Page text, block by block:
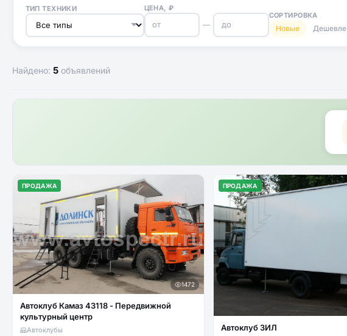
ТИП ТЕХНИКИ ЦЕНА, ₽
—
СОРТИРОВКА
Новые Дешевле
Найдено: 5 объявлений
ПРОДАЖА
1472
Автоклуб Камаз 43118 - Передвижной
культурный центр
Автоклубы
ПРОДАЖА
Автоклуб ЗИЛ